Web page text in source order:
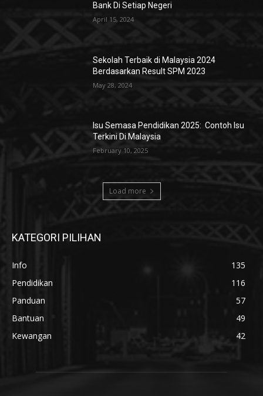
Bank Di Setiap Negeri
April 15, 2024
Sekolah Terbaik di Malaysia 2024
Berdasarkan Result SPM 2023
May 28, 2024
Isu Semasa Pendidikan 2025: Contoh Isu
Terkini Di Malaysia
February 10, 2025
Load more
KATEGORI PILIHAN
Info
135
Pendidikan
116
Panduan
57
Bantuan
49
Kewangan
42